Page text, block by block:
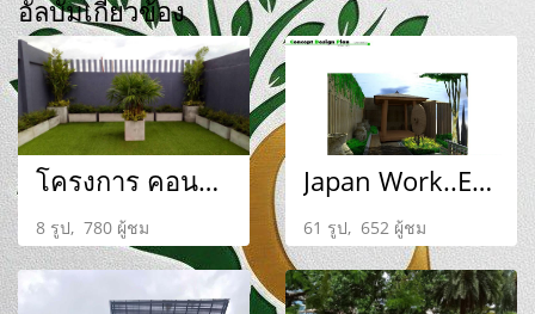
อัลบั้มเกี่ยวข้อง
โครงการ คอนโดแอชเชอร์ รัชดา
8 รูป, 780 ผู้ชม
Japan Work..Exhibition
61 รูป, 652 ผู้ชม